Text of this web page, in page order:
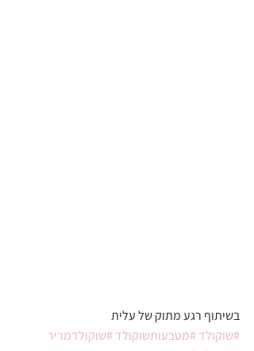
בשיתוף רגע מתוק של עלית
#שוקולד#מטבעותשוקולד#שוקולדמריר